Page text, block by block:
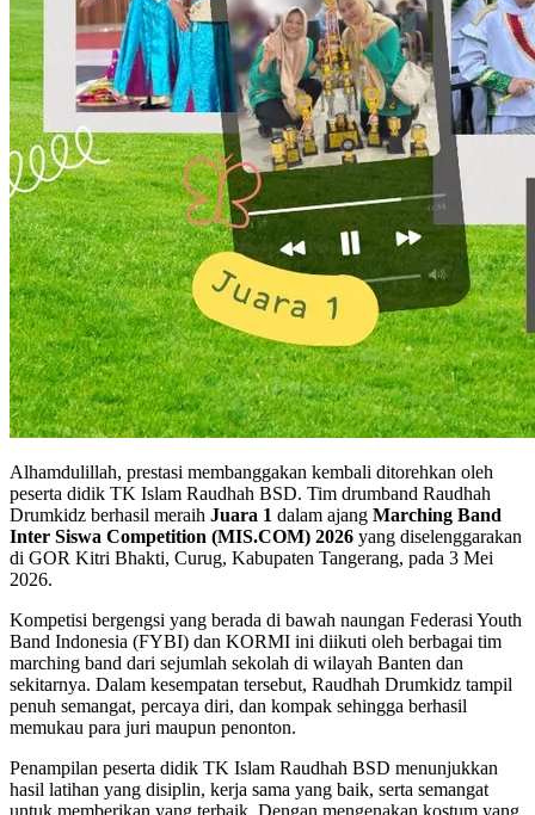
Alhamdulillah, prestasi membanggakan kembali ditorehkan oleh
peserta didik TK Islam Raudhah BSD. Tim drumband Raudhah
Drumkidz berhasil meraih Juara 1 dalam ajang Marching Band
Inter Siswa Competition (MIS.COM) 2026 yang diselenggarakan
di GOR Kitri Bhakti, Curug, Kabupaten Tangerang, pada 3 Mei
2026.
Kompetisi bergengsi yang berada di bawah naungan Federasi Youth
Band Indonesia (FYBI) dan KORMI ini diikuti oleh berbagai tim
marching band dari sejumlah sekolah di wilayah Banten dan
sekitarnya. Dalam kesempatan tersebut, Raudhah Drumkidz tampil
penuh semangat, percaya diri, dan kompak sehingga berhasil
memukau para juri maupun penonton.
Penampilan peserta didik TK Islam Raudhah BSD menunjukkan
hasil latihan yang disiplin, kerja sama yang baik, serta semangat
untuk memberikan yang terbaik. Dengan mengenakan kostum yang